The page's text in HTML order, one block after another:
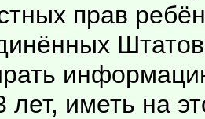
прав
иметь на